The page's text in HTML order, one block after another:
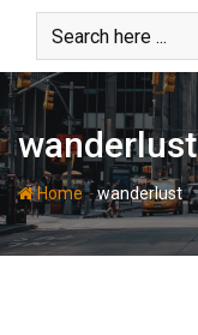
content
wanderlust
Home-wanderlust